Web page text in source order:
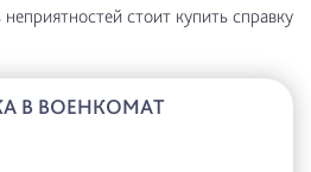
стоит купить справку
В ВОЕНКОМАТ